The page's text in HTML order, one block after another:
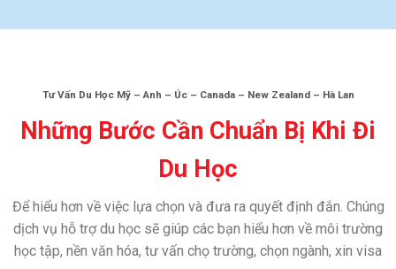
Tư Vấn Du Học Mỹ – Anh – Úc – Canada – New Zealand – Hà Lan
Những Bước Cần Chuẩn Bị Khi Đi
Du Học
Để hiểu hơn về việc lựa chọn và đưa ra quyết định đắn. Chúng
dịch vụ hỗ trợ du học sẽ giúp các bạn hiểu hơn về môi trường
học tập, nền văn hóa, tư vấn chọ trường, chọn ngành, xin visa